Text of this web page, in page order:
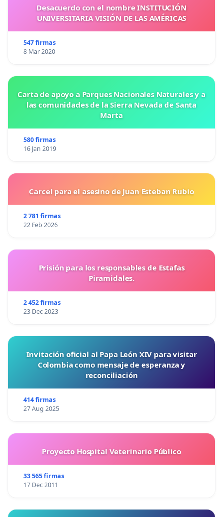
Desacuerdo con el nombre INSTITUCIÓN
UNIVERSITARIA VISIÓN DE LAS AMÉRICAS
547 firmas
8 Mar 2020
Carta de apoyo a Parques Nacionales Naturales y a
las comunidades de la Sierra Nevada de Santa
Marta
580 firmas
16 Jan 2019
Carcel para el asesino de Juan Esteban Rubio
2 781 firmas
22 Feb 2026
Prisión para los responsables de Estafas
Piramidales.
2 452 firmas
23 Dec 2023
Invitación oficial al Papa León XIV para visitar
Colombia como mensaje de esperanza y
reconciliación
414 firmas
27 Aug 2025
Proyecto Hospital Veterinario Público
33 565 firmas
17 Dec 2011